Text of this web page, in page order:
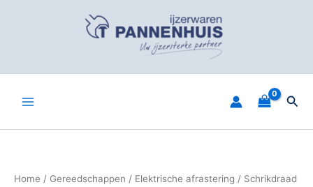
Home / Gereedschappen / Elektrische afrastering / Schrikdraad